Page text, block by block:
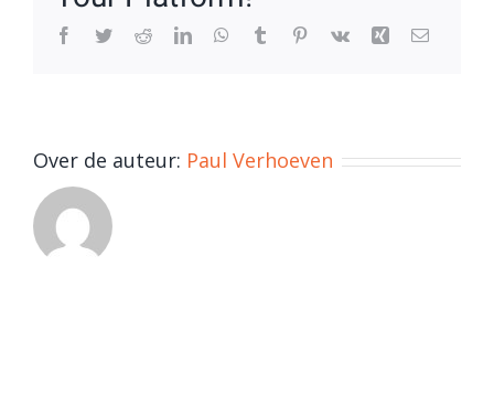
Facebook
TwitterRedditLinkedInWhatsApp
Tumblr Pinterest
Vk Xing E-
Over de auteur: Paul Verhoeven